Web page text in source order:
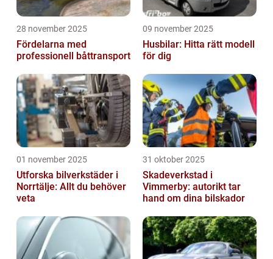
28 november 2025
Fördelarna med
professionell båttransport
09 november 2025
Husbilar: Hitta rätt modell
för dig
01 november 2025
Utforska bilverkstäder i
Norrtälje: Allt du behöver
veta
31 oktober 2025
Skadeverkstad i
Vimmerby: autorikt tar
hand om dina bilskador